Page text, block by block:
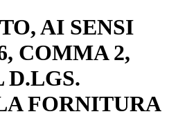
AI SENSI
COMMA 2,
D.LGS.
FORNITURA